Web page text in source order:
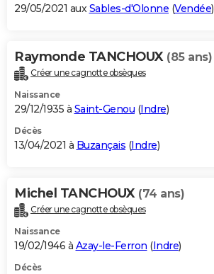
29/05/2021 auxSables-d'Olonne (Vendée)
Raymonde TANCHOUX (85 ans)
Créer une cagnotte obsèques
Naissance
29/12/1935 à Saint-Genou (Indre)
Décès
13/04/2021 à Buzançais (Indre)
Michel TANCHOUX (74 ans)
Créer une cagnotte obsèques
Naissance
19/02/1946 à Azay-le-Ferron (Indre)
Décès